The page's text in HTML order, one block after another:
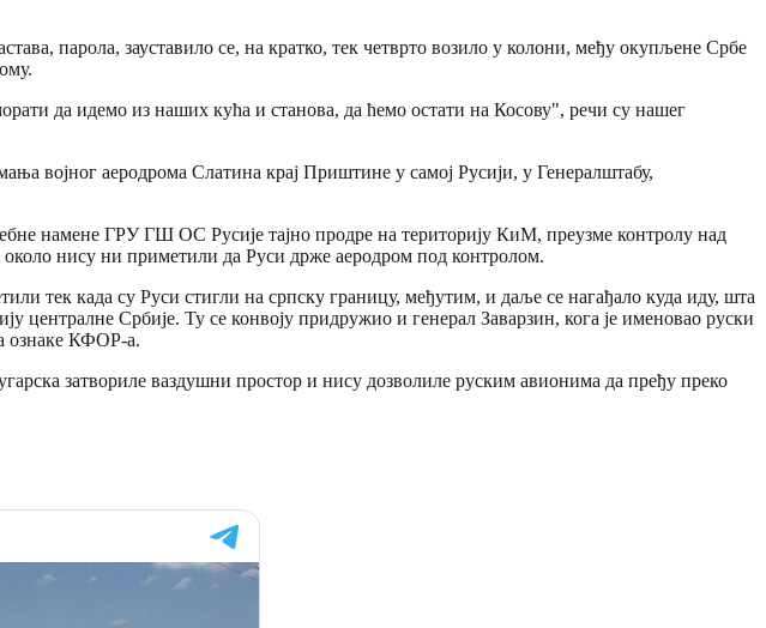
парола, зауставило се, на кратко, тек четврто возило у колони, међу окупљене Србе
да идемо из наших кућа и станова, да ћемо остати на Косову", речи су нашег
војног аеродрома Слатина крај Приштине у самој Русији, у Генералштабу,
намене ГРУ ГШ ОС Русије тајно продре на територију КиМ, преузме контролу над
около нису ни приметили да Руси држе аеродром под контролом.
тек када су Руси стигли на српску границу, међутим, и даље се нагађало куда иду, шта
централне Србије. Ту се конвоју придружио и генерал Заварзин, кога је именовао руски
ознаке КФОР-а.
затвориле ваздушни простор и нису дозволиле руским авионима да пређу преко